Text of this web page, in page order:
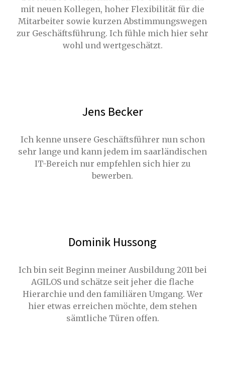
mit neuen Kollegen, hoher Flexibilität für die
Mitarbeiter sowie kurzen Abstimmungswegen
zur Geschäftsführung. Ich fühle mich hier sehr
wohl und wertgeschätzt.
Jens Becker
Ich kenne unsere Geschäftsführer nun schon
sehr lange und kann jedem im saarländischen
IT-Bereich nur empfehlen sich hier zu
bewerben.
Dominik Hussong
Ich bin seit Beginn meiner Ausbildung 2011 bei
AGILOS und schätze seit jeher die flache
Hierarchie und den familiären Umgang. Wer
hier etwas erreichen möchte, dem stehen
sämtliche Türen offen.